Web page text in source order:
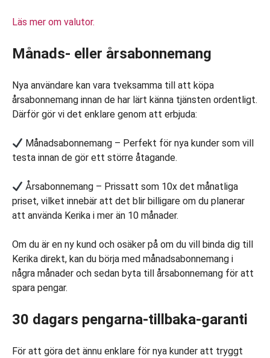
Läs mer om valutor.
Månads- eller årsabonnemang
Nya användare kan vara tveksamma till att köpa
årsabonnemang innan de har lärt känna tjänsten ordentligt.
Därför gör vi det enklare genom att erbjuda:
Månadsabonnemang – Perfekt för nya kunder som vill
testa innan de gör ett större åtagande.
Årsabonnemang – Prissatt som 10x det månatliga
priset, vilket innebär att det blir billigare om du planerar
att använda Kerika i mer än 10 månader.
Om du är en ny kund och osäker på om du vill binda dig till
Kerika direkt, kan du börja med månadsabonnemang i
några månader och sedan byta till årsabonnemang för att
spara pengar.
30 dagars pengarna-tillbaka-garanti
För att göra det ännu enklare för nya kunder att tryggt